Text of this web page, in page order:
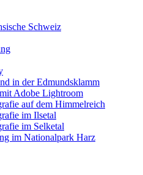
Schweiz
in der Edmundsklamm
Adobe Lightroom
auf dem Himmelreich
im Ilsetal
im Selketal
im Nationalpark Harz